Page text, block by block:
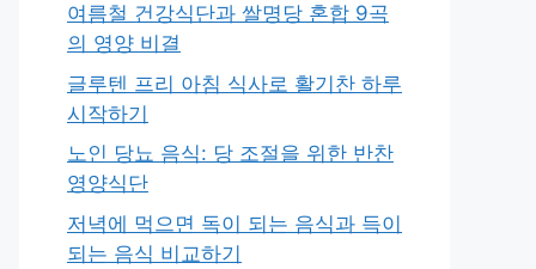
여름철 건강식단과 쌀명당 혼합 9곡
의 영양 비결
글루텐 프리 아침 식사로 활기찬 하루
시작하기
노인 당뇨 음식: 당 조절을 위한 반찬
영양식단
저녁에 먹으면 독이 되는 음식과 득이
되는 음식 비교하기